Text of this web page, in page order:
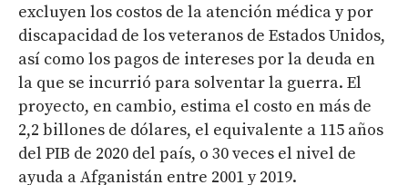
excluyen los costos de la atención médica y por
discapacidad de los veteranos de Estados Unidos,
así como los pagos de intereses por la deuda en
la que se incurrió para solventar la guerra. El
proyecto, en cambio, estima el costo en más de
2,2 billones de dólares, el equivalente a 115 años
del PIB de 2020 del país, o 30 veces el nivel de
ayuda a Afganistán entre 2001 y 2019.